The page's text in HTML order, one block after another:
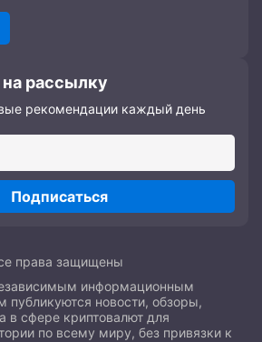
рассылку
рекомендации каждый день
Подписаться
права защищены
информационным
публикуются новости, обзоры,
в сфере криптовалют для
по всему миру, без привязки к